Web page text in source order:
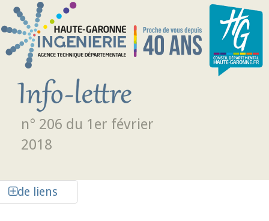
Aller au contenu principal
n° 206 du 1er février
2018
de liens